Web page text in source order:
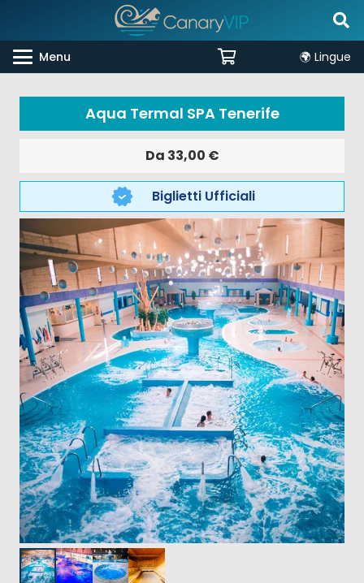
Menu 🌍 Lingue
Aqua Termal SPA Tenerife
Da 33,00 €
Biglietti Ufficiali